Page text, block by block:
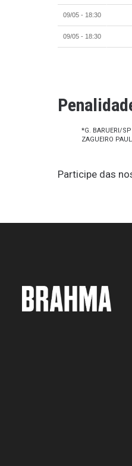
09/05 - 18:30
09/05 - 18:30
*G. BARUERI/SP
ZAGUEIRO
Participe das